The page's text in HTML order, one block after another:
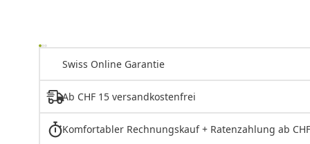
Swiss Online Garantie
Ab CHF 15 versandkostenfrei
Komfortabler Rechnungskauf + Ratenzahlung ab